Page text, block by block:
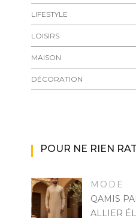
LIFESTYLE
LOISIRS
MAISON
DÉCORATION
POUR NE RIEN
MODE
QAMIS
ALLIER